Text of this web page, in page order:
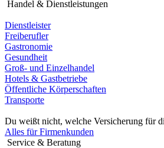
Handel & Dienstleistungen
Dienstleister
Freiberufler
Gastronomie
Gesundheit
Groß- und Einzelhandel
Hotels & Gastbetriebe
Öffentliche Körperschaften
Transporte
Du weißt nicht, welche Versicherung für
Alles für Firmenkunden
Service & Beratung